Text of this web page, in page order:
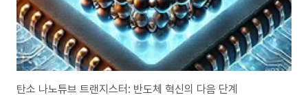
탄소 나노튜브 트랜지스터: 반도체 혁신의 다음 단계